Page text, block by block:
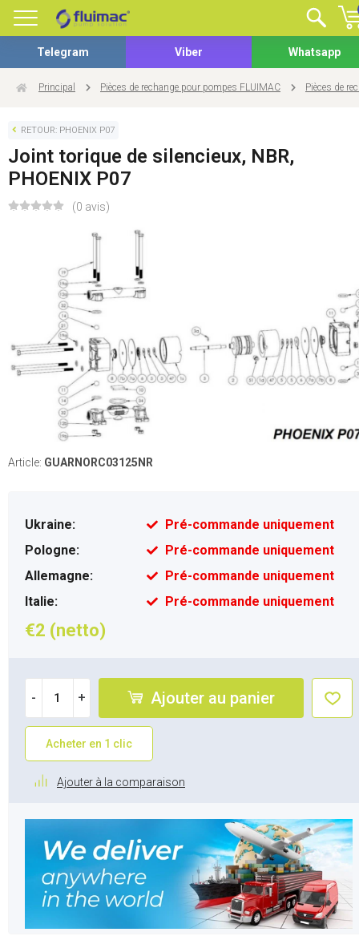
Telegram Viber Whatsapp
Principal Pièces de rechange pour pompes FLUIMAC Pièces de
RETOUR: PHOENIX P07
Joint torique de silencieux, NBR,
PHOENIX P07
(0 avis)
Article: GUARNORC03125NR
Ukraine:
Pré-commande uniquement
Pologne:
Pré-commande uniquement
Allemagne:
Pré-commande uniquement
Italie:
Pré-commande uniquement
€2 (netto)
- + Ajouter au panier
Acheter en 1 clic
Ajouter à la comparaison